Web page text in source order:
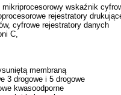
wskaźnik
rejestratory
cyfrowe rejestratory danych
C,
membraną
3 drogowe i 5 drogowe
kwasoodporne